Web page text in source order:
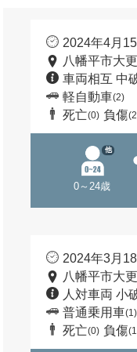
2024年4月
八幡平市大
車両相互 中
軽自動車(2)
死亡(0) 負傷
0～24歳
他
2024年3月
八幡平市大
人対車両 小
普通乗用車(1)
死亡(0) 負傷